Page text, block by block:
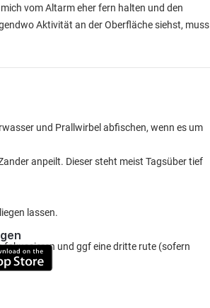
vom Altarm eher fern halten und den
Aktivität an der Oberfläche siehst, muss
und Prallwirbel abfischen, wenn es um
anpeilt. Dieser steht meist Tagsüber tief
lassen.
fokussieren und ggf eine dritte rute (sofern